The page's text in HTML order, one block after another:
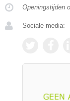
Openingstijden
Sociale media: